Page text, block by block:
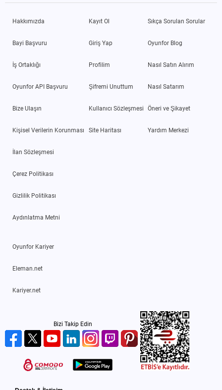
Hakkımızda
Bayi Başvuru
İş Ortaklığı
Oyunfor API Başvuru
Bize Ulaşın
Kişisel Verilerin Korunması
İlan Sözleşmesi
Çerez Politikası
Gizlilik Politikası
Aydınlatma Metni
Kayıt Ol
Giriş Yap
Profilim
Şifremi Unuttum
Kullanıcı Sözleşmesi
Site Haritası
Sıkça Sorulan Sorular
Oyunfor Blog
Nasıl Satın Alırım
Nasıl Satarım
Öneri ve Şikayet
Yardım Merkezi
Oyunfor Kariyer
Eleman.net
Kariyer.net
Bizi Takip Edin